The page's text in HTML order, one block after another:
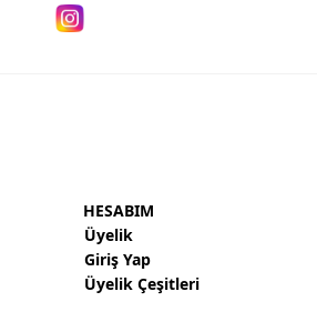
HESABIM
Üyelik
Giriş Yap
Üyelik Çeşitleri